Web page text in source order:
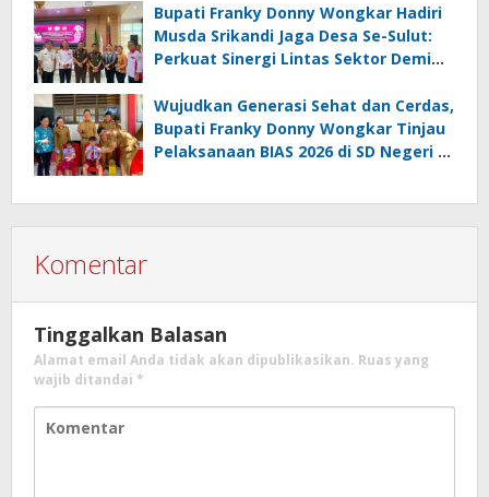
Terdampak
Bupati Franky Donny Wongkar Hadiri
Musda Srikandi Jaga Desa Se-Sulut:
Perkuat Sinergi Lintas Sektor Demi
Wujudkan Generasi Sehat dan Cerdas,
Bupati Franky Donny Wongkar Tinjau
Pelaksanaan BIAS 2026 di SD Negeri 2
Komentar
Tinggalkan Balasan
Alamat email Anda tidak akan dipublikasikan. Ruas yang
wajib ditandai *